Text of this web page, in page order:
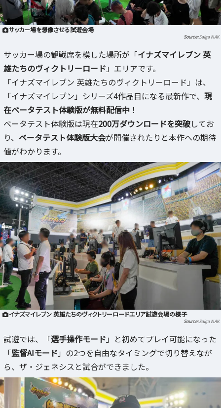
サッカー場を想像させる試遊会場
Saiga NAK
サッカー場の観戦席を模した場所が「イナズマイレブン 英
雄たちのヴィクトリーロード 」エリアです。
「イナズマイレブン 英雄たちのヴィクトリーロード」は、
「イナズマイレブン」シリーズ4作品目になる最新作で、 現
在ベータテスト体験版が無料配信中 ！
ベータテスト体験版は現在200万ダウンロードを突破してお
り、 ベータテスト体験版大会が開催されたりと本作への期待
値がわかります。
イナズマイレブン 英雄たちのヴィクトリーロードエリア試遊会場の様子
Saiga NAK
試遊では、「選手操作モード 」と初めてプレイ可能になった
「監督AIモード 」の2つを自由なタイミングで切り替えなが
ら、ザ・ジェネシスと試合ができました。